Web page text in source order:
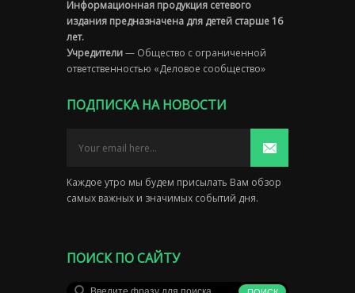
Информационная продукция сетевого
издания предназначена для детей старше 16
лет.
Учредители— Общество с ограниченной
ответственностью «Деловое сообщество»
ПОДПИСКА НА НОВОСТИ
Каждое утро мы будем присылать Вам обзор
самых важных и значимых событий дня.
ПОИСК ПО САЙТУ